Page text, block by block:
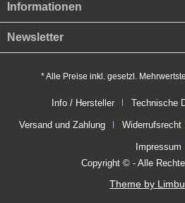
Informationen
Newsletter
* Alle Preise inkl. gesetzl.
Info / Hersteller Technische
Versand und Zahlung Widerrufsrecht
Impressum
Copyright © - Alle
Theme by